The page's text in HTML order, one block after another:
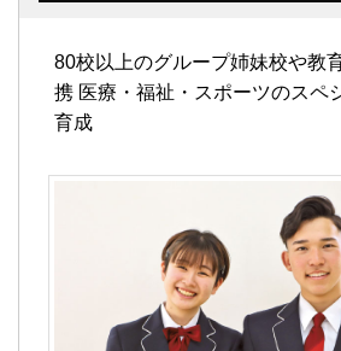
80校以上のグループ姉妹校や教
携 医療・福祉・スポーツのスペ
育成